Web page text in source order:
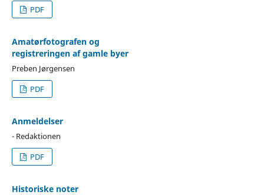
PDF
Amatørfotografen og
registreringen af gamle byer
Preben Jørgensen
PDF
Anmeldelser
- Redaktionen
PDF
Historiske noter